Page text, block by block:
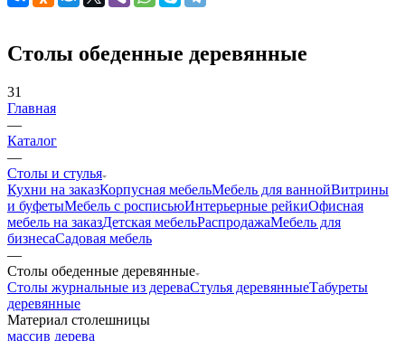
Столы обеденные деревянные
31
Главная
—
Каталог
—
Столы и стулья
Кухни на заказКорпусная мебельМебель для ваннойВитрины
и буфетыМебель с росписьюИнтерьерные рейкиОфисная
мебель на заказДетская мебельРаспродажаМебель для
бизнесаСадовая мебель
—
Столы обеденные деревянные
Столы журнальные из дереваСтулья деревянныеТабуреты
деревянные
Материал столешницы
массив дерева